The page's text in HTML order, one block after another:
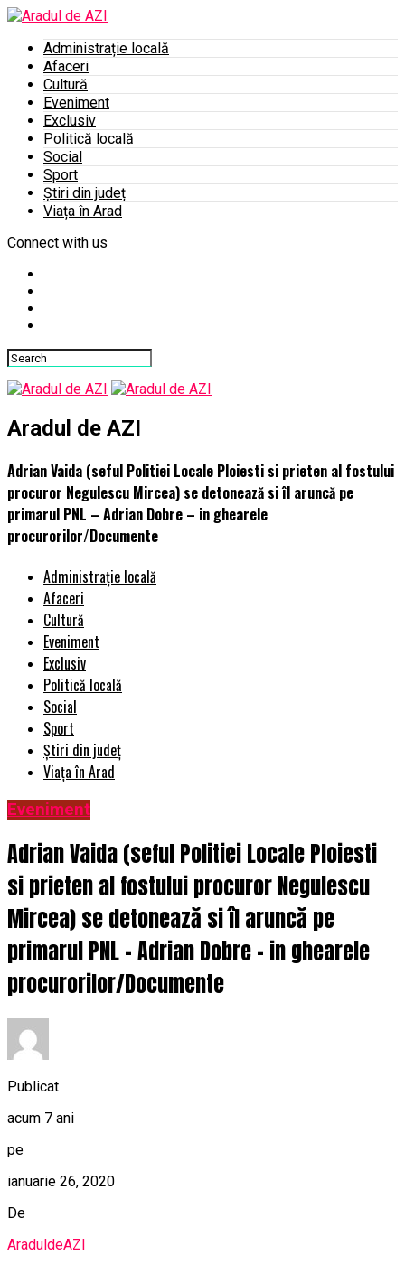
Administrație locală
Afaceri
Cultură
Eveniment
Exclusiv
Politică locală
Social
Sport
Știri din județ
Viața în Arad
Connect with us
Aradul de AZI
Adrian Vaida (seful Politiei Locale Ploiesti si prieten al fostului
procuror Negulescu Mircea) se detonează si îl aruncă pe
primarul PNL – Adrian Dobre – in ghearele
procurorilor/Documente
Administrație locală
Afaceri
Cultură
Eveniment
Exclusiv
Politică locală
Social
Sport
Știri din județ
Viața în Arad
Eveniment
Adrian Vaida (seful Politiei Locale Ploiesti
si prieten al fostului procuror Negulescu
Mircea) se detonează si îl aruncă pe
primarul PNL – Adrian Dobre – in ghearele
procurorilor/Documente
Publicat
acum 7 ani
pe
ianuarie 26, 2020
De
AraduldeAZI